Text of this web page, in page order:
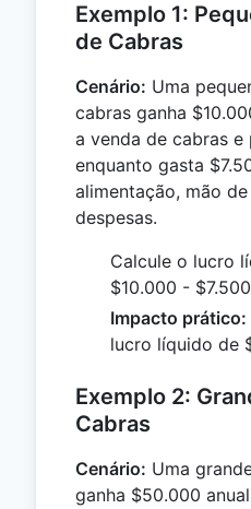
Exemplo 1:
de Cabras
Cenário: Uma
cabras ganha
a venda de cabras
enquanto gasta
alimentação, mão
despesas.
Calcule o lucro
$10.000 -
Impacto prático:
lucro líquido de
Exemplo 2:
Cabras
Cenário: Uma
ganha $50.000